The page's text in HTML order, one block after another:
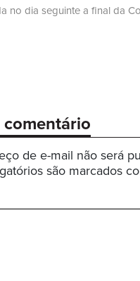
no dia seguinte a final da
comentário
de e-mail não será
são marcados